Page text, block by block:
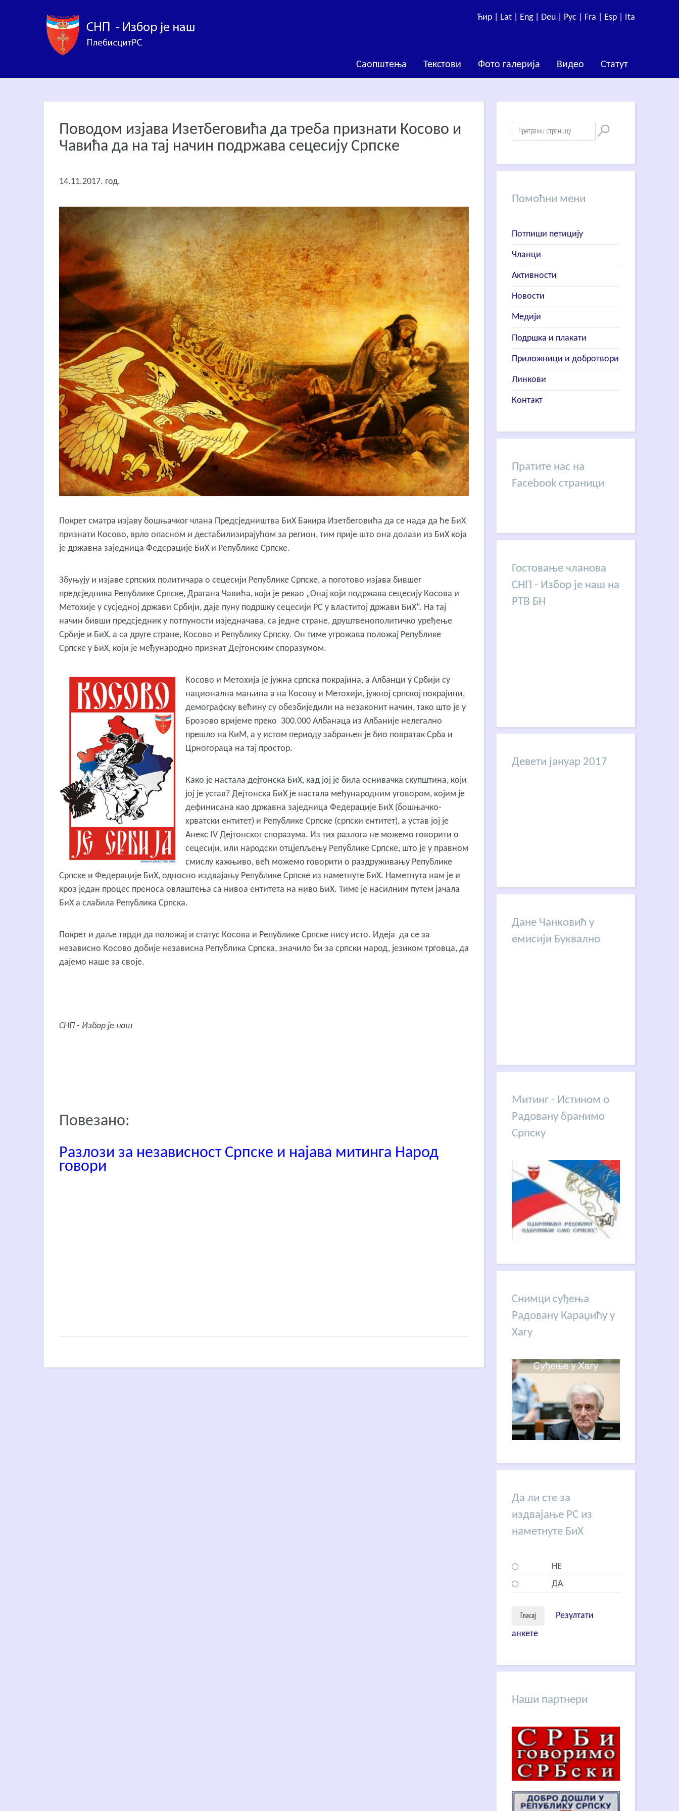
Ћир | Lat | Eng | Deu | Рус | Fra | Esp | Ita
Саопштења Текстови Фото галерија Видео Статут
Поводом изјава Изетбеговића да треба признати Косово и
Чавића да на тај начин подржава сецесију Српске
14.11.2017. год.
Покрет сматра изјаву бошњачког члана Предсједништва БиХ Бакира Изетбеговића да се нада да ће БиХ
признати Косово, врло опасном и дестабилизирајућом за регион, тим прије што она долази из БиХ која
је државна заједница Федерације БиХ и Републике Српске.
Збуњују и изјаве српских политичара о сецесији Републике Српске, а поготово изјава бившег
предсједника Републике Српске, Драгана Чавића, који је рекао „Онај који подржава сецесију Косова и
Метохије у сусједној држави Србији, даје пуну подршку сецесији РС у властитој држави БиХ“. На тај
начин бивши предсједник у потпуности изједначава, са једне стране, друштвенополитичко уређење
Србије и БиХ, а са друге стране, Косово и Републику Српску. Он тиме угрожава положај Републике
Српске у БиХ, који је међународно признат Дејтонским споразумом.
Косово и Метохија је јужна српска покрајина, а Албанци у Србији су
национална мањина а на Косову и Метохији, јужној српској покрајини,
демографску већину су обезбиједили на незаконит начин, тако што је у
Брозово вријеме преко 300.000 Албанаца из Албаније нелегално
прешло на КиМ, а у истом периоду забрањен је био повратак Срба и
Црногораца на тај простор.
Како је настала дејтонска БиХ, кад јој је била оснивачка скупштина, који
јој је устав? Дејтонска БиХ је настала међународним уговором, којим је
дефинисана као државна заједница Федерације БиХ (бошњачко-
хрватски ентитет) и Републике Српске (српски ентитет), а устав јој је
Анекс IV Дејтонског споразума. Из тих разлога не можемо говорити о
сецесији, или народски отцјепљењу Републике Српске, што је у правном
смислу кажњиво, већ можемо говорити о раздруживању Републике
Српске и Федерације БиХ, односно издвајању Републике Српске из наметнуте БиХ. Наметнута нам је и
кроз један процес преноса овлаштења са нивоа ентитета на ниво БиХ. Тиме је насилним путем јачала
БиХ а слабила Република Српска.
Покрет и даље тврди да положај и статус Косова и Републике Српске нису исто. Идеја да се за
независно Косово добије независна Република Српска, значило би за српски народ, језиком трговца, да
дајемо наше за своје.
СНП - Избор је наш
Повезано:
Разлози за независност Српске и најава митинга Народ
говори
Помоћни мени
Потпиши петицију
Чланци
Активности
Новости
Медији
Подршка и плакати
Приложници и добротвори
Линкови
Контакт
Пратите нас на
Facebook страници
Гостовање чланова
СНП - Избор је наш на
РТВ БН
Девети јануар 2017
Дане Чанковић у
емисији Буквално
Митинг - Истином о
Радовану бранимо
Српску
Снимци суђења
Радовану Караџићу у
Хагу
Да ли сте за
издвајање РС из
наметнуте БиХ
НЕ
ДА
Резултати
анкете
Наши партнери